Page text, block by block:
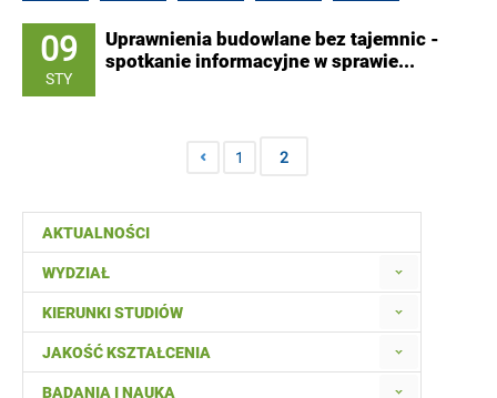
AKTUALNOŚCI
WYDZIAŁ
KIERUNKI STUDIÓW
JAKOŚĆ KSZTAŁCENIA
BADANIA I NAUKA
09
STY
Uprawnienia budowlane bez tajemnic -
spotkanie informacyjne w sprawie...
1 2